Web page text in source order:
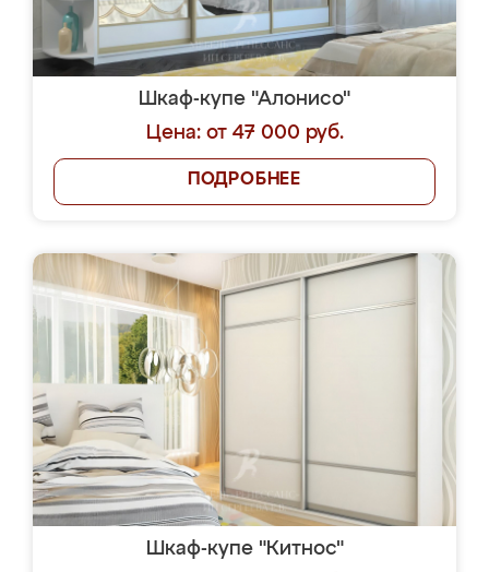
Шкаф-купе "Алонисо"
Цена: от 47 000 руб.
ПОДРОБНЕЕ
Шкаф-купе "Китнос"